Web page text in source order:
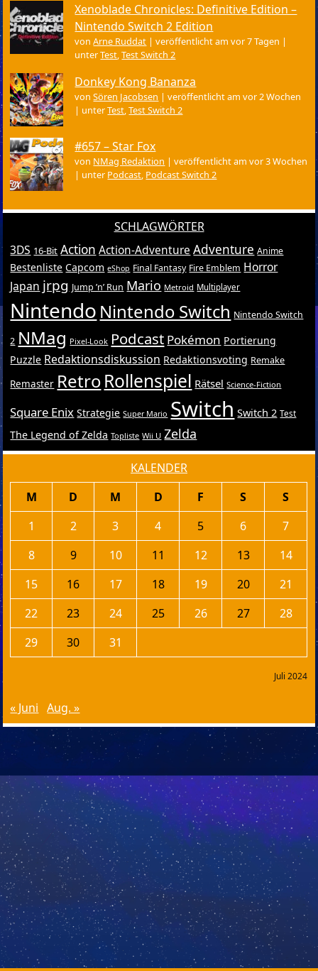
Xenoblade Chronicles: Definitive Edition –
Nintendo Switch 2 Edition
vonArne Ruddat |veröffentlicht am vor 7 Tagen |
unterTest,Test Switch 2
Donkey Kong Bananza
vonSören Jacobsen |veröffentlicht am vor 2 Wochen
| unterTest,Test Switch 2
#657 – Star Fox
von NMag Redaktion |veröffentlicht am vor 3 Wochen
| unter Podcast, Podcast Switch 2
SCHLAGWÖRTER
3DS 16-Bit Action Action-Adventure Adventure Anime
Bestenliste Capcom eShop Final Fantasy Fire Emblem Horror
Japan jrpg Jump ’n’ Run Mario Metroid Multiplayer
Nintendo Nintendo Switch Nintendo Switch
2 NMag Pixel-Look Podcast Pokémon Portierung
Puzzle Redaktionsdiskussion Redaktionsvoting Remake
Remaster RetroRollenspiel Rätsel Science-Fiction
Square Enix Strategie Super Mario Switch Switch 2 Test
The Legend of Zelda Topliste Wii U Zelda
KALENDER
Juli 2024
M D M D F S
S
1
2 3 4 5 6
7
8
9 10 11 12 13
14
15
16 17 18 19 20
21
22
23 24 25 26 27
28
29
30 31
« Juni Aug. »